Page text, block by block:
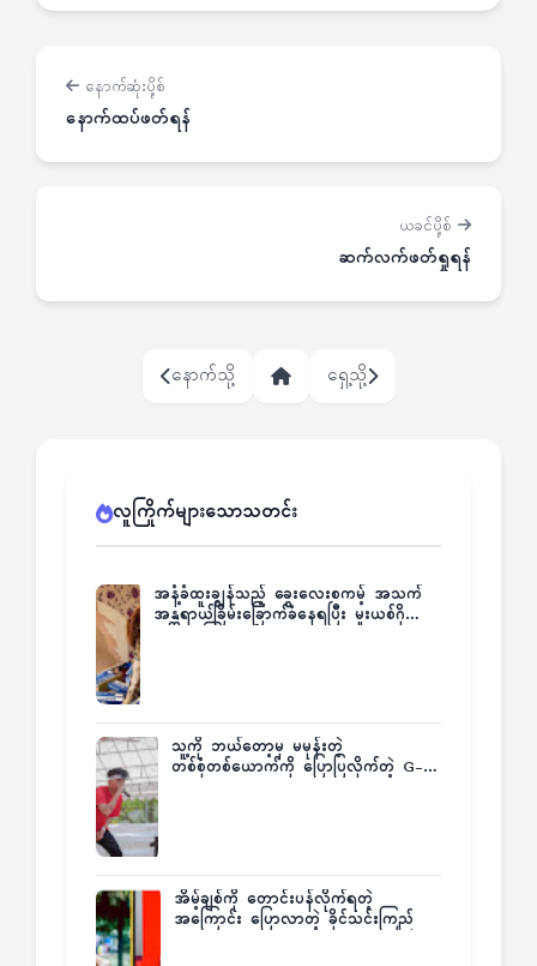
နောက်ဆုံးပို့စ်
နောက်ထပ်ဖတ်ရန်
ယခင်ပို့စ်
ဆက်လက်ဖတ်ရှုရန်
နောက်သို့ ရှေ့သို့
လူကြိုက်များသောသတင်း
အနံ့ခံထူးချွန်သည့် ခွေးလေးစကမ့် အသက်
အန္တရာယ်ခြိမ်းခြောက်ခံနေရပြီး မူးယစ်ဂိုဏ်း
သူ့ကို ဘယ်တော့မှ မမုန်းတဲ့
တစ်စုံတစ်ယောက်ကို ပြောပြလိုက်တဲ့ G-
အိမ့်ချစ်ကို တောင်းပန်လိုက်ရတဲ့
အကြောင်း ပြောလာတဲ့ ခိုင်သင်းကြည်